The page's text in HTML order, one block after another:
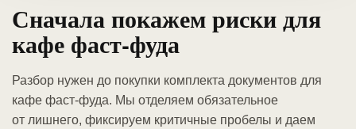
Сначала покажем риски для
кафе фаст-фуда
Разбор нужен до покупки комплекта документов для
кафе фаст-фуда. Мы отделяем обязательное
от лишнего, фиксируем критичные пробелы и даем